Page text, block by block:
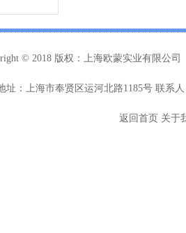
© 2018 版权：上海欧蒙实业有限公司
址：上海市奉贤区运河北路1185号 联系
返回首页 关于